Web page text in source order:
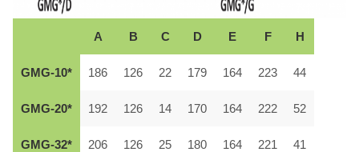
A B C D E F H
GMG-10* 186 126 22 179 164 223 44
GMG-20* 192 126 14 170 164 222 52
GMG-32* 206 126 25 180 164 221 41